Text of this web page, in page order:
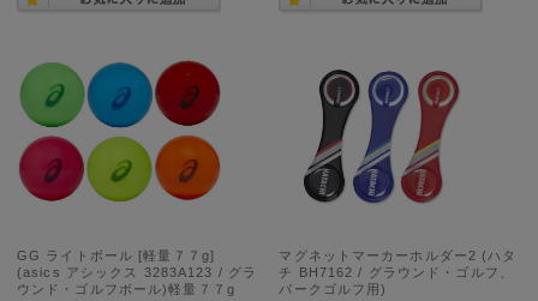
GG ライトボール [軽量７７g]
(asics アシックス 3283A123 / グラ
ウンド・ゴルフボール)軽量７７g
マグネットマーカーホルダー2 (ハタ
チ BH7162 / グラウンド・ゴルフ、
パークゴルフ用)